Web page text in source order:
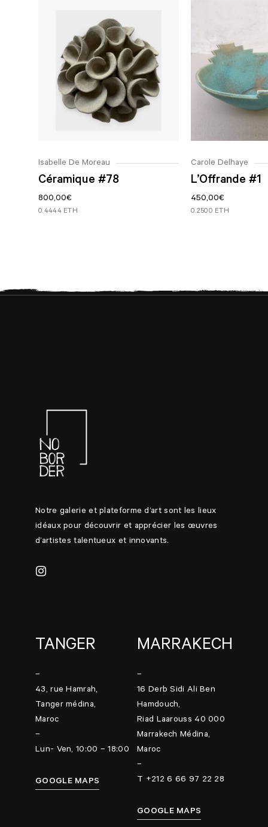
Vous pouvez également choisir de retirer
votre tirage en personne à la galerie. Nous
veillerons à ce que votre tirage soit emballé
et prêt à partir à votre arrivée.
Veuillez noter que si l’œuvre est expédiée à
l’étranger depuis le Maroc, il se peut que vous
d’expédition.
Pour plus d’informations sur les retours et les
remboursements, veuillez lire nos conditions
générales.
Isabelle De Moreau
Céramique #78
800,00€
0.4444 ETH
Carole Delhaye
L’Offrande #1
450,00€
0.2500 ETH
Notre galerie et plateforme d’art sont les lieux
idéaux pour découvrir et apprécier les œuvres
d’artistes talentueux et innovants.
TANGER
–
43, rue Hamrah,
Tanger médina,
Maroc
–
Lun- Ven, 10:00 – 18:00
GOOGLE MAPS
MARRAKECH
–
16 Derb Sidi Ali Ben
Hamdouch,
Riad Laarouss 40 000
Marrakech Médina,
Maroc
–
T +212 6 66 97 22 28
GOOGLE MAPS